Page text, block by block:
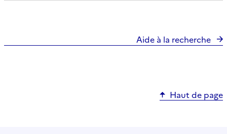
Aide à la recherche
Haut de page